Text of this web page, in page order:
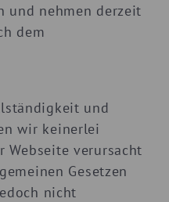
und nehmen derzeit
dem
und
wir keinerlei
verursacht
Gesetzen
nicht